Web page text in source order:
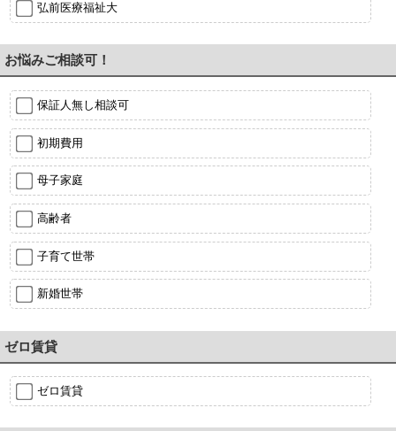
弘前医療福祉大
お悩みご相談可！
保証人無し相談可
初期費用
母子家庭
高齢者
子育て世帯
新婚世帯
ゼロ賃貸
ゼロ賃貸